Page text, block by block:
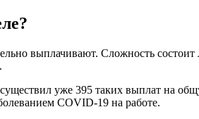
выплачивают. Сложность
уже 395 таких выплат на
COVID-19 на работе.